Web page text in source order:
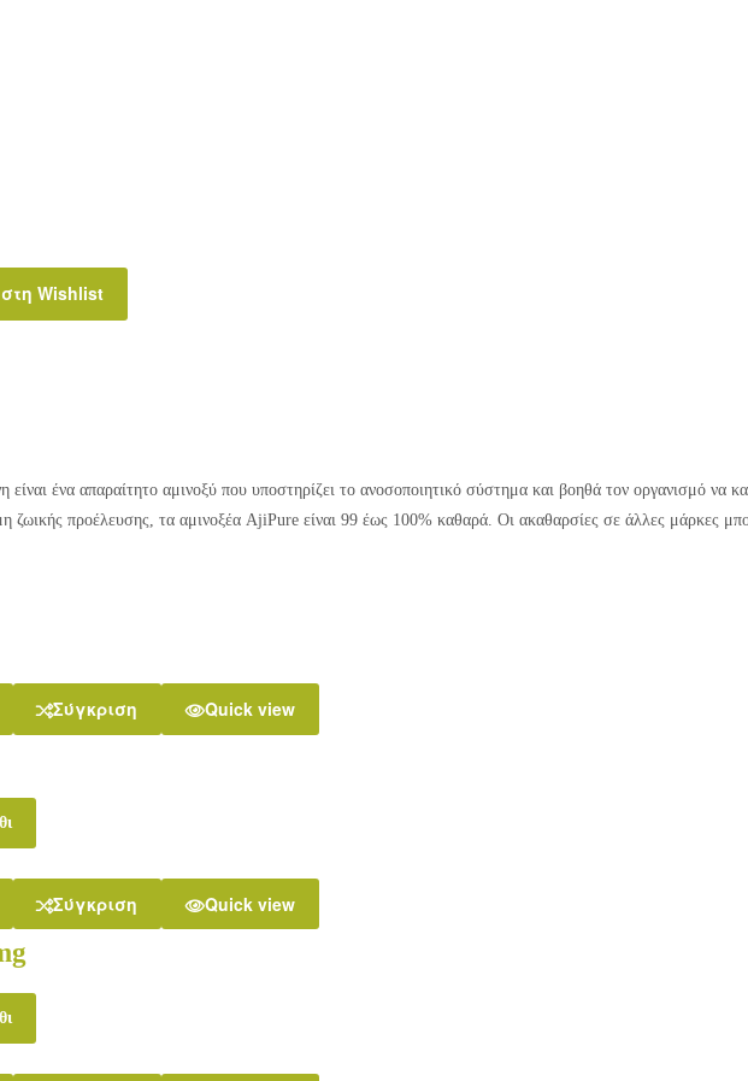
Wishlist
ένα απαραίτητο αμινοξύ που υποστηρίζει το ανοσοποιητικό σύστημα και βοηθά τον οργανισμό
ζωικής προέλευσης, τα αμινοξέα AjiPure είναι 99 έως 100% καθαρά. Οι ακαθαρσίες σε άλλες μάρκες
Σύγκριση Quick view
Σύγκριση Quick view